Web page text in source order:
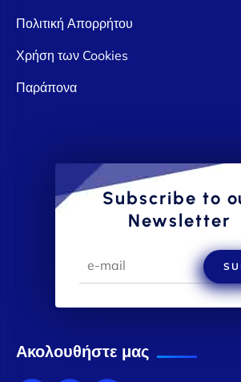
Πολιτική Απορρήτου
Χρήση των Cookies
Παράπονα
Subscribe to
Newsletter
Ακολουθήστε μας